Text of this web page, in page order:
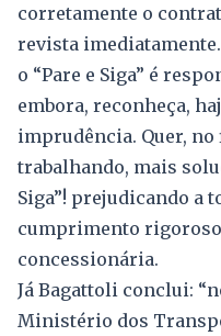
corretamente o
revista
o “Pare e Siga” é
embora, reconheça,
imprudência. Quer,
trabalhando, mais
Siga”! prejudicando a
cumprimento
concessionária.
Já Bagattoli conclui:
Ministério dos